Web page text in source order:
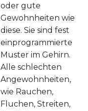
oder gute
Gewohnheiten wie
diese. Sie sind fest
einprogrammierte
Muster im Gehirn.
Alle schlechten
Angewohnheiten,
wie Rauchen,
Fluchen, Streiten,